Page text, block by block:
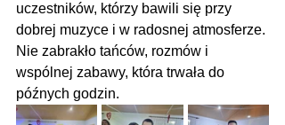
uczestników, którzy bawili się przy
dobrej muzyce i w radosnej atmosferze.
Nie zabrakło tańców, rozmów i
wspólnej zabawy, która trwała do
późnych godzin.